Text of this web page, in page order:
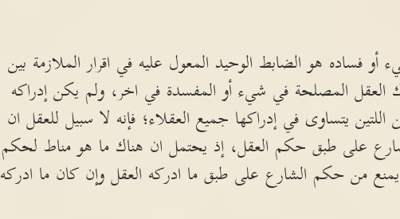
فساده هو الضابط الوحيد المعول عليه في اقرار الملازمة بين
العقل المصلحة في شيء أو المفسدة في اخر، ولم يكن إدراكه
اللتين يتساوى في إدراكها جميع العقلاء؛ فإنه لا سبيل للعقل ان
على طبق حكم العقل، إذ يحتمل ان هناك ما هو مناط لحكم
يمنع من حكم الشارع على طبق ما ادركه العقل وإن كان ما ادركه